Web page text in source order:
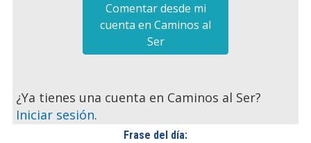
Comentar desde mi
cuenta en Caminos al
Ser
¿Ya tienes una cuenta en Caminos al Ser?
Iniciar sesión.
Frase del día: